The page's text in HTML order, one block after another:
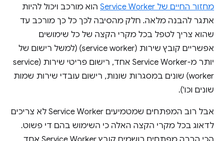
מחזור החיים של Service Worker
הוא מורכב ויכול להיות
אתגר להבנה מלאה. חלק מהסיבה לכך כל כך מורכב עד
שהוא צריך לטפל בכל מקרי הקצה של כל שימושים
אפשריים קובץ שירות (service worker) (למשל רישום של
יותר מ-Service Worker אחד, רישום פריטי שירות (service
worker) שונים במסגרות שונות, רישום עובדי שירות שמות
שונים וכו').
אבל רוב המפתחים שמטמיעים Service Worker לא צריכים
לדאוג בכל מקרי הקצה האלה כי השימוש בהם די פשוט.